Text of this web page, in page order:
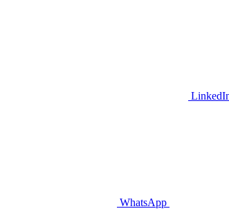
WhatsApp